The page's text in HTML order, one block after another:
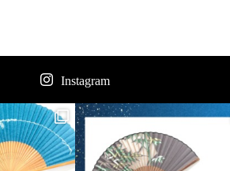
Instagram